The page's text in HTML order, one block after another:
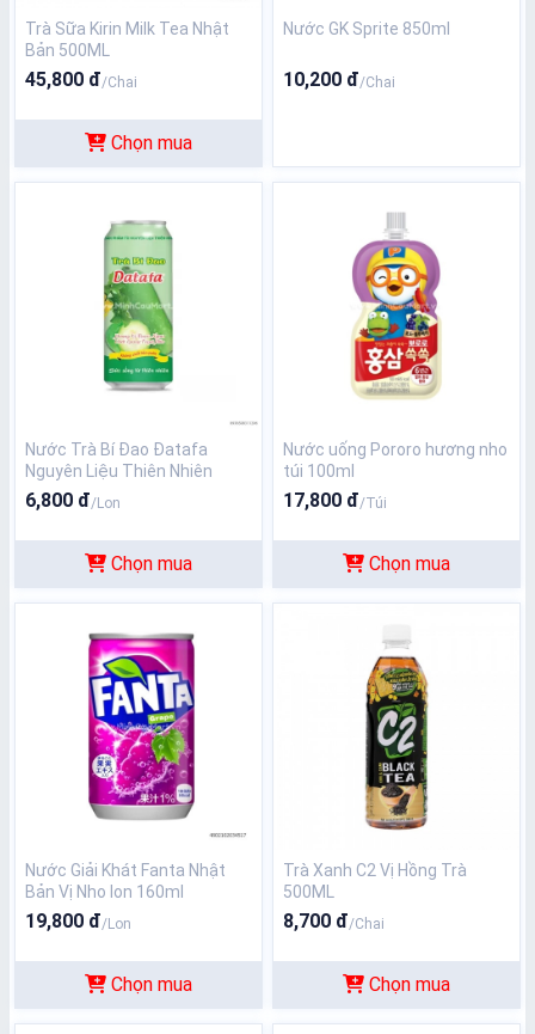
Trà Sữa Kirin Milk Tea Nhật
Bản 500ML
45,800 đ/Chai
Chọn mua
Nước GK Sprite 850ml
10,200 đ/Chai
Nước Trà Bí Đao Đatafa
Nguyên Liệu Thiên Nhiên
330ml
6,800 đ/Lon
Chọn mua
Nước uống Pororo hương nho
túi 100ml
17,800 đ/Túi
Chọn mua
Nước Giải Khát Fanta Nhật
Bản Vị Nho lon 160ml
19,800 đ/Lon
Chọn mua
Trà Xanh C2 Vị Hồng Trà
500ML
8,700 đ/Chai
Chọn mua